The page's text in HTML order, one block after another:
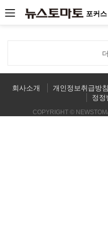
포커스
회사소개 개인정보취급방침
정정
COPYRIGHT ©